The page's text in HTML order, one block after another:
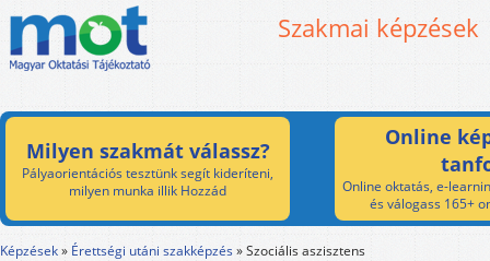
Szakmai képzések
Milyen szakmát válassz?
Pályaorientációs tesztünk segít kideríteni,
milyen munka illik Hozzád
Online
Online oktatás, e-
és válogass 165+
Képzések» Érettségi utáni szakképzés»Szociális aszisztens